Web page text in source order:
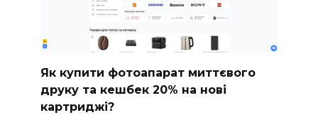
Як купити фотоапарат миттєвого
друку та кешбек 20% на нові
картриджі?